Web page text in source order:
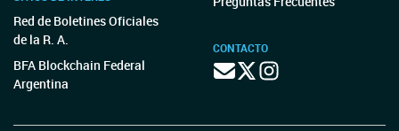
Red de Boletines Oficiales
de la R. A.
BFA Blockchain Federal
Argentina
CONTACTO